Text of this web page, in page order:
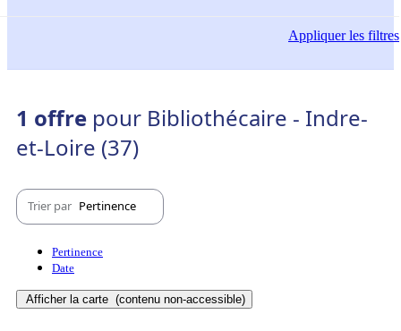
Appliquerles filtres
1 offre pour Bibliothécaire - Indre-
et-Loire (37)
Trier par Pertinence
Pertinence
Date
Afficher la carte (contenu non-accessible)